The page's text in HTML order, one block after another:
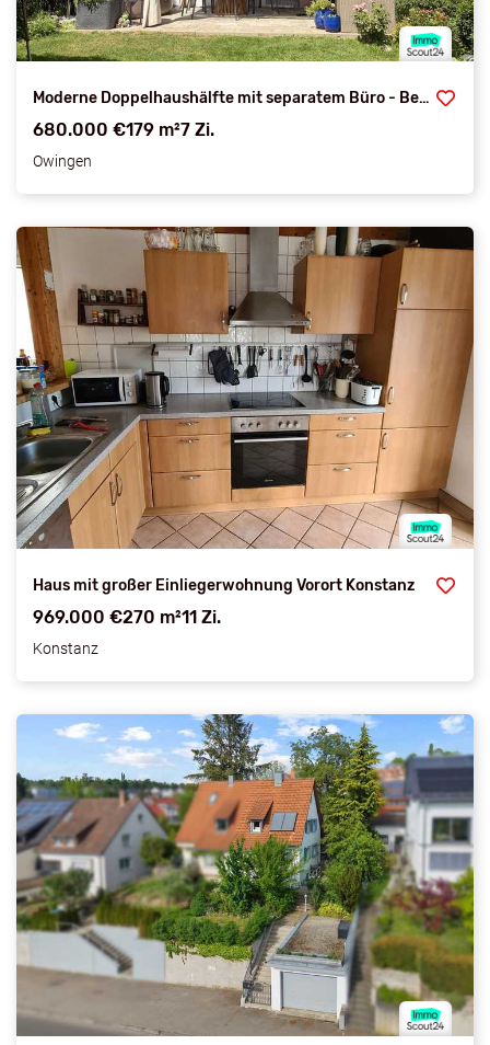
Moderne Doppelhaushälfte mit separatem Büro - Bereit für Ihren Einzug am Bodensee - Provisionsfrei
680.000 €179 m²7 Zi.
Owingen
Haus mit großer Einliegerwohnung Vorort Konstanz
969.000 €270 m²11 Zi.
Konstanz